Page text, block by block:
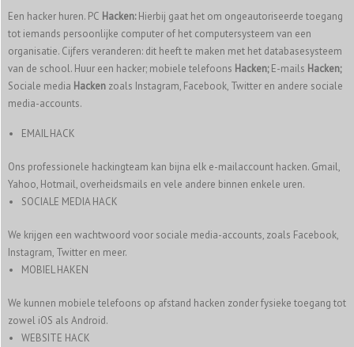
Een hacker huren. PC Hacken:Hierbij gaat het om ongeautoriseerde toegang
tot iemands persoonlijke computer of het computersysteem van een
organisatie. Cijfers veranderen: dit heeft te maken met het databasesysteem
van de school. Huur een hacker; mobiele telefoons Hacken;E-mails Hacken;
Sociale media Hacken zoals Instagram, Facebook, Twitter en andere sociale
media-accounts.
EMAIL HACK
Ons professionele hackingteam kan bijna elk e-mailaccount hacken. Gmail,
Yahoo, Hotmail, overheidsmails en vele andere binnen enkele uren.
SOCIALE MEDIA HACK
We krijgen een wachtwoord voor sociale media-accounts, zoals Facebook,
Instagram, Twitter en meer.
MOBIEL HAKEN
We kunnen mobiele telefoons op afstand hacken zonder fysieke toegang tot
zowel iOS als Android.
WEBSITE HACK